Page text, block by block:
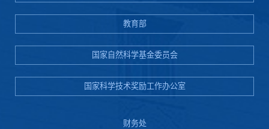
教育部
国家自然科学基金委员会
国家科学技术奖励工作办公室
财务处